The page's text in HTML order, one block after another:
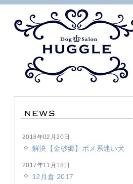
2018年02月20日
解決【金砂郷】ポメ系迷い犬
2017年11月18日
12月倉 2017